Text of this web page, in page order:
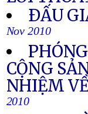
ÐẤU
Nov 2010
CỘNG
NHIỆM
2010